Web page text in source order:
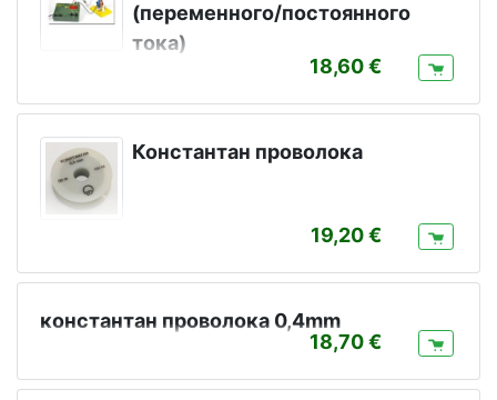
(переменного/постоянного
тока)
18,60
Константан проволока
19,20
константан проволока 0,4mm
18,70